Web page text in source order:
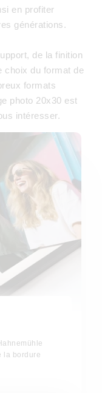
en profiter
générations.
de la finition
choix du format de
formats
photo 20x30 est
intéresser.
la bordure